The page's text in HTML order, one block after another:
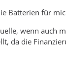
Batterien für
wenn auch
da die